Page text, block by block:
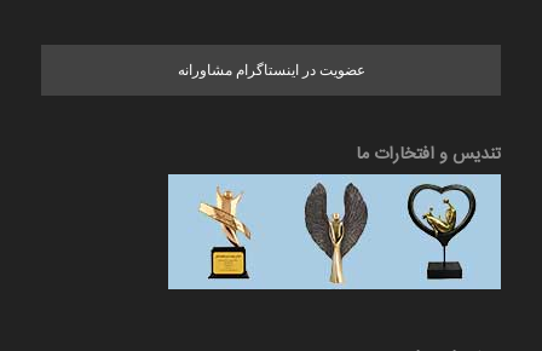
عضویت در اینستاگرام مشاورانه
تندیس و افتخارات ما